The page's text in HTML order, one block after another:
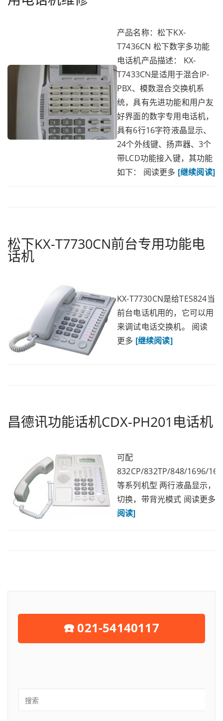
产品名称：松下KX-
T7436CN 松下数字多功能
电话机产品描述： KX-
T7433CN是适用于混合IP-
PBX、模数混合交换机系
统，具有先进功能和用户友
好界面的数字专用电话机，
具有6行16字符液晶显示、
24个外线键、扬声器、3个
带LCD功能接入键，其功能
如下： 阅读更多 [继续阅读]
松下KX-T7730CN前台专用功能电
话机
KX-T7730CN是给TES824当
前台电话机用的，它可以用
来调试电话交换机。 阅读
更多 [继续阅读]
昌德讯功能话机CDX-PH201电话机
可配
832CP/832TP/848/1696/
等系列机型 两行液晶显示，
切换，带背光模式 阅读更多
阅读]
☎️ 021-54140117